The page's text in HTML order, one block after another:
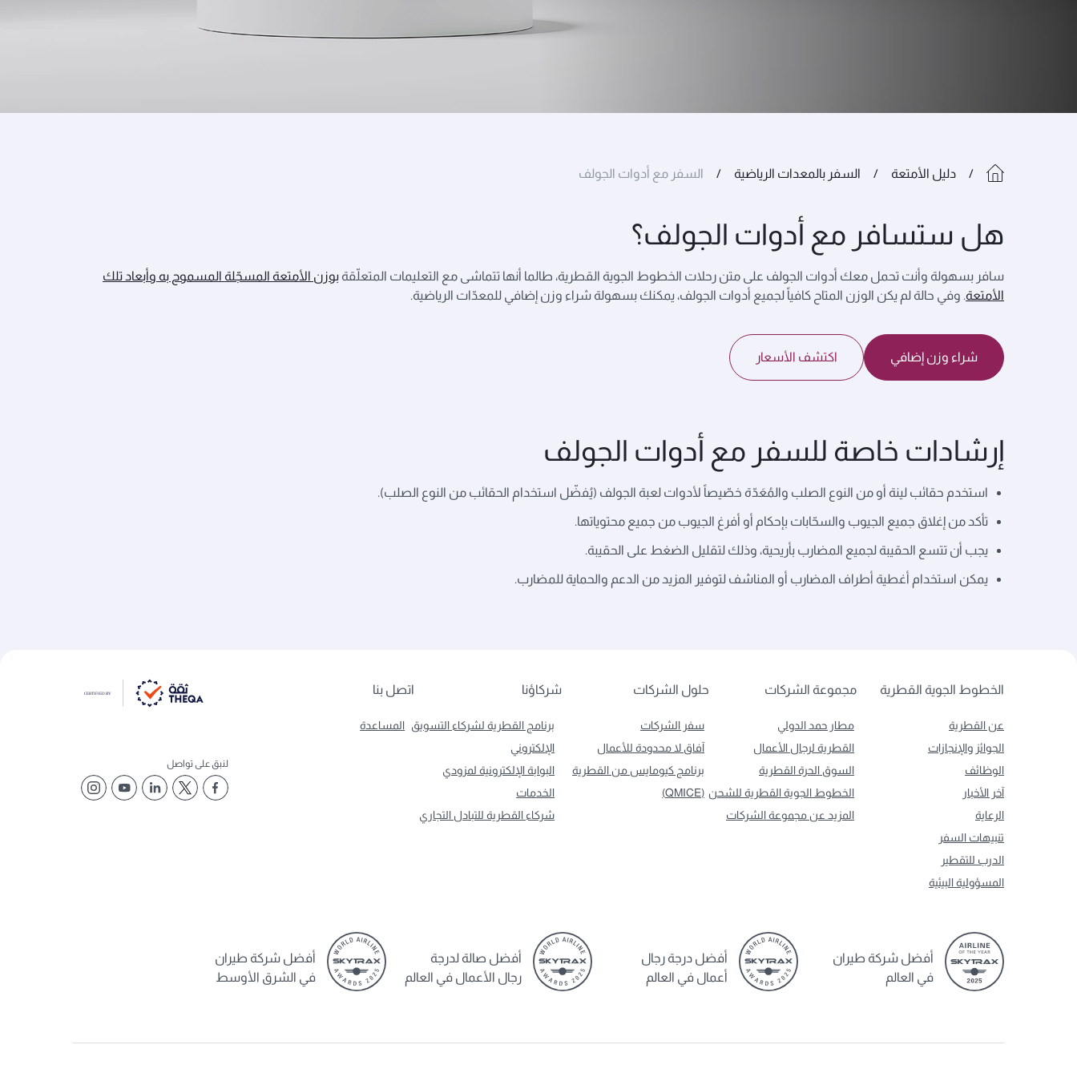
دليل الأمتعة السفر بالمعدات الرياضية السفر مع أدوات الجولف
هل ستسافر مع أدوات الجولف؟
سافر بسهولة وأنت تحمل معك أدوات الجولف على متن رحلات الخطوط الجوية القطرية، طالما أنها تتماشى مع التعليمات المتعلّقة بوزن الأمتعة المسجّلة المسموح به وأبعاد تلك
الأمتعة. وفي حالة لم يكن الوزن المتاح كافياً لجميع أدوات الجولف، يمكنك بسهولة شراء وزن إضافي للمعدّات الرياضية.
شراء وزن إضافي اكتشف الأسعار
إرشادات خاصة للسفر مع أدوات الجولف
استخدم حقائب لينة أو من النوع الصلب والمُعَدّة خصّيصاً لأدوات لعبة الجولف (يُفضّل استخدام الحقائب من النوع الصلب).
تأكد من إغلاق جميع الجيوب والسحّابات بإحكام أو أفرغ الجيوب من جميع محتوياتها.
يجب أن تتسع الحقيبة لجميع المضارب بأريحية، وذلك لتقليل الضغط على الحقيبة.
يمكن استخدام أغطية أطراف المضارب أو المناشف لتوفير المزيد من الدعم والحماية للمضارب.
الخطوط الجوية القطرية مجموعة الشركات حلول الشركات شركاؤنا اتصل بنا
عن القطرية
الجوائز والإنجازات
الوظائف
آخر الأخبار
الرعاية
تنبيهات السفر
الدرب للتقطير
المسؤولية البيئية
مطار حمد الدولي
القطرية لرجال الأعمال
السوق الحرة القطرية
الخطوط الجوية القطرية للشحن
المزيد عن مجموعة الشركات
سفر الشركات
آفاق لا محدودة للأعمال
برنامج كيومايس من القطرية
(QMICE)
برنامج القطرية لشركاء التسويق
الإلكتروني
البوابة الإلكترونية لمزودي
الخدمات
شركاء القطرية للتبادل التجاري
المساعدة
لنبق على تواصل
أفضل شركة طيران
في العالم
أفضل درجة رجال
أعمال في العالم
أفضل صالة لدرجة
رجال الأعمال في العالم
أفضل شركة طيران
في الشرق الأوسط